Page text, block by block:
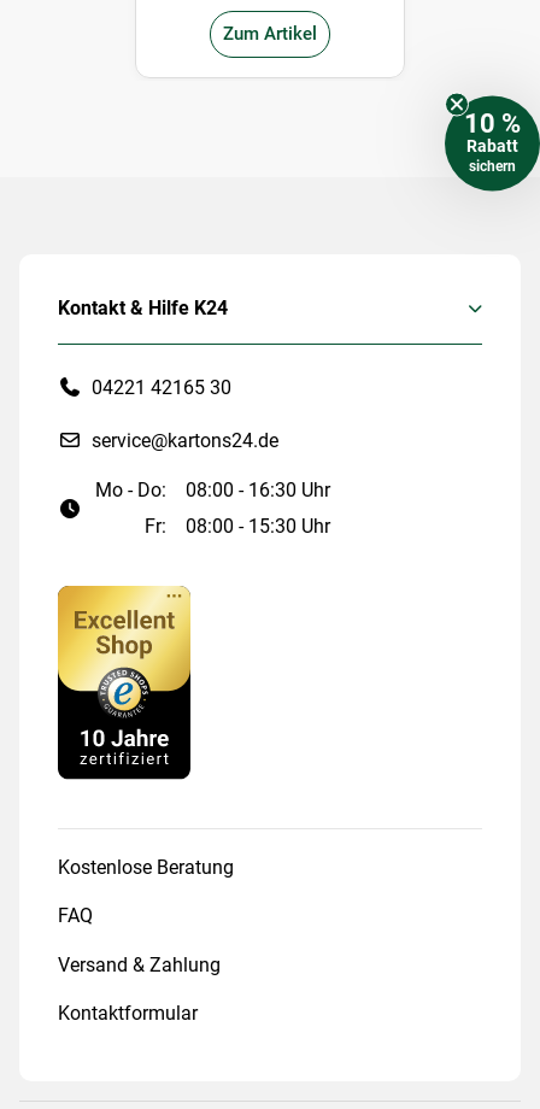
Zum Artikel
Kontakt & Hilfe K24
04221 42165 30
service@kartons24.de
Mo - Do:
08:00 - 16:30 Uhr
Fr:
08:00 - 15:30 Uhr
Kostenlose Beratung
FAQ
Versand & Zahlung
Kontaktformular
10 %
Rabatt
sichern